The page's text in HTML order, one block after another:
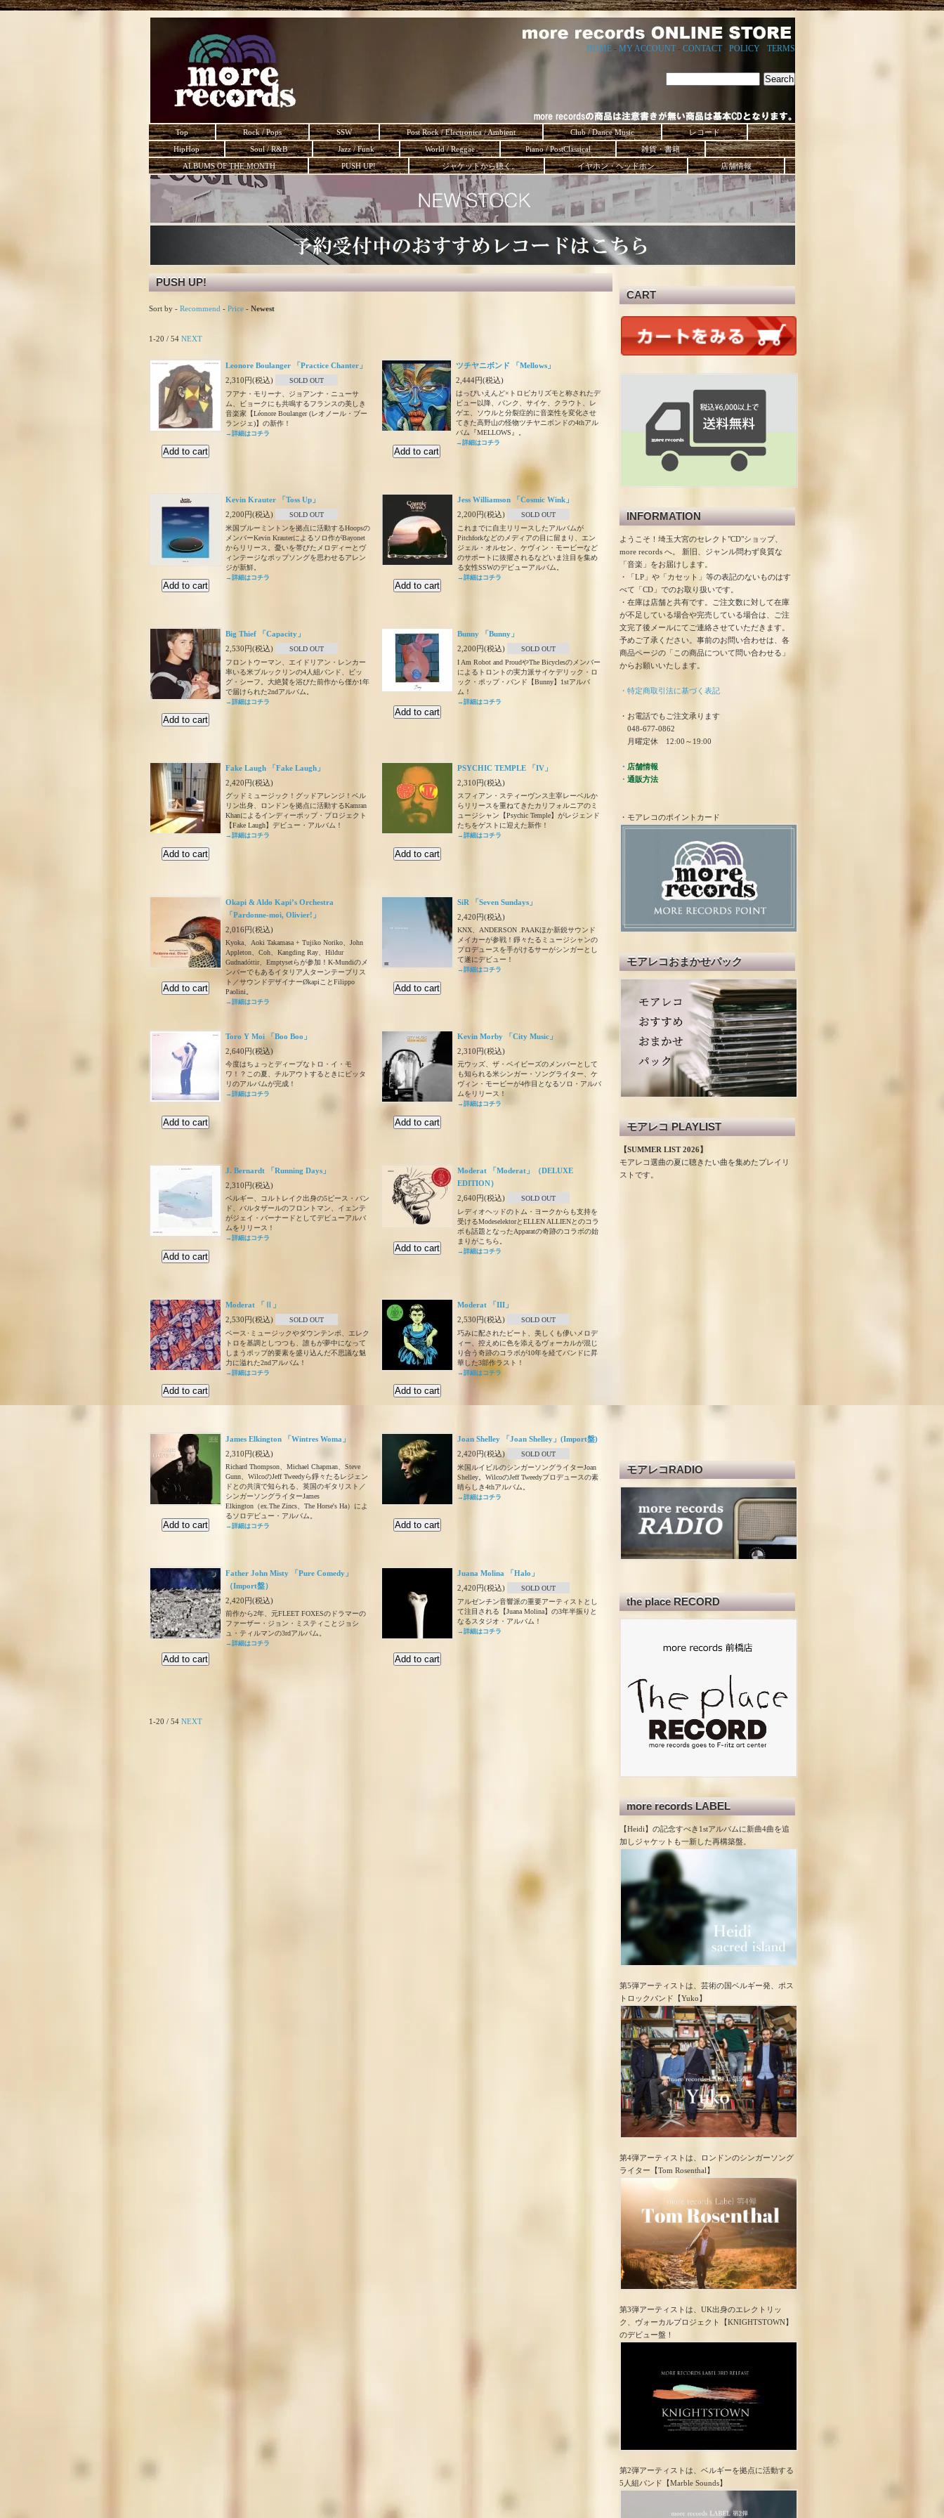
HOME - MY ACCOUNT - CONTACT- POLICY TERMS
Top Rock / Pops SSW Post Rock / Electronica / Ambient Club / Dance Music
レコード
HipHop
Soul / R&B Jazz / Funk World / Reggae Piano / PostClassical
雑貨・書籍
ALBUMS OF THE MONTH
PUSH UP! ジャケットから聴く。 イヤホン・ヘッドホン 店舗情報
PUSH UP!
Sort by - Recommend - Price - Newest
1-20 / 54 NEXT
Leonore Boulanger 「Practice Chanter」
2,310円(税込)
SOLD OUT
フアナ・モリーナ、ジョアンナ・ニューサ
ム、ビョークにも共鳴するフランスの美しき
音楽家【Léonore Boulanger (レオノール・ブー
ランジェ)】の新作！
→詳細はコチラ
ツチヤニボンド 「Mellows」
2,444円(税込)
はっぴいえんど×トロピカリズモと称されたデ
ビュー以降、パンク、サイケ、クラウト、レ
ゲエ、ソウルと分裂症的に音楽性を変化させ
てきた高野山の怪物ツチヤニボンドの4thアル
バム『MELLOWS』。
→詳細はコチラ
Kevin Krauter 「Toss Up」
2,200円(税込)
SOLD OUT
米国ブルーミントンを拠点に活動するHoopsの
メンバーKevin Krauterによるソロ作がBayonet
からリリース。憂いを帯びたメロディーとヴ
ィンテージなポップソングを思わせるアレン
ジが新鮮。
→詳細はコチラ
Jess Williamson 「Cosmic Wink」
2,200円(税込)
SOLD OUT
これまでに自主リリースしたアルバムが
Pitchforkなどのメディアの目に留まり、エン
ジェル・オルセン、ケヴィン・モービーなど
のサポートに抜擢されるなどいま注目を集め
る女性SSWのデビューアルバム。
→詳細はコチラ
Big Thief 「Capacity」
2,530円(税込)
SOLD OUT
フロントウーマン、エイドリアン・レンカー
率いる米ブルックリンの4人組バンド、ビッ
グ・シーフ。大絶賛を浴びた前作から僅か1年
で届けられた2ndアルバム。
→詳細はコチラ
Bunny 「Bunny」
2,200円(税込)
SOLD OUT
I Am Robot and ProudやThe Bicyclesのメンバー
によるトロントの実力派サイケデリック・ロ
ック・ポップ・バンド【Bunny】1stアルバ
ム！
→詳細はコチラ
Fake Laugh 「Fake Laugh」
2,420円(税込)
グッドミュージック！グッドアレンジ！ベル
リン出身、ロンドンを拠点に活動するKamran
Khanによるインディーポップ・プロジェクト
【Fake Laugh】デビュー・アルバム！
→詳細はコチラ
PSYCHIC TEMPLE 「IV」
2,310円(税込)
スフィアン・スティーヴンス主宰レーベルか
らリリースを重ねてきたカリフォルニアのミ
ュージシャン【Psychic Temple】がレジェンド
たちをゲストに迎えた新作！
→詳細はコチラ
Okapi & Aldo Kapi’s Orchestra
「Pardonne-moi, Olivier!」
2,016円(税込)
Kyoka、Aoki Takamasa + Tujiko Noriko、John
Appleton、Coh、Kangding Ray、Hildur
Gudnadóttir、Emptysetらが参加！K-Mundiのメ
ンバーでもあるイタリア人ターンテーブリス
ト／サウンドデザイナーØkapiことFilippo
Paolini。
→詳細はコチラ
SiR 「Seven Sundays」
2,420円(税込)
KNX、ANDERSON .PAAKほか新鋭サウンド
メイカーが参戦！錚々たるミュージシャンの
プロデュースを手がけるサーがシンガーとし
て遂にデビュー！
→詳細はコチラ
Toro Y Moi 「Boo Boo」
2,640円(税込)
今度はちょっとディープなトロ・イ・モ
ワ！？この夏、チルアウトするときにピッタ
リのアルバムが完成！
→詳細はコチラ
Kevin Morby 「City Music」
2,310円(税込)
元ウッズ、ザ・ベイビーズのメンバーとして
も知られる米シンガー・ソングライター、ケ
ヴィン・モービーが4作目となるソロ・アルバ
ムをリリース！
→詳細はコチラ
J. Bernardt 「Running Days」
2,310円(税込)
ベルギー、コルトレイク出身の5ピース・バン
ド、バルタザールのフロントマン、イェンテ
がジェイ・バーナードとしてデビューアルバ
ムをリリース！
→詳細はコチラ
Moderat 「Moderat」（DELUXE
EDITION）
2,640円(税込)
SOLD OUT
レディオヘッドのトム・ヨークからも支持を
受けるModeselektorとELLEN ALLIENとのコラ
ボも話題となったApparatの奇跡のコラボの始
まりがこちら。
→詳細はコチラ
Moderat 「Ⅱ」
2,530円(税込)
SOLD OUT
ベース･ミュージックやダウンテンポ、エレク
トロを基調としつつも、誰もが夢中になって
しまうポップ的要素を盛り込んだ不思議な魅
力に溢れた2ndアルバム！
→詳細はコチラ
Moderat 「III」
2,530円(税込)
SOLD OUT
巧みに配されたビート、美しくも儚いメロデ
ィー、控えめに色を添えるヴォーカルが混じ
り合う奇跡のコラボが10年を経てバンドに昇
華した3部作ラスト！
→詳細はコチラ
James Elkington 「Wintres Woma」
2,310円(税込)
Richard Thompson、Michael Chapman、Steve
Gunn、WilcoのJeff Tweedyら錚々たるレジェン
ドとの共演で知られる、英国のギタリスト／
シンガーソングライターJames
Elkington（ex.The Zincs、The Horse's Ha）によ
るソロデビュー・アルバム。
→詳細はコチラ
Joan Shelley 「Joan Shelley」(Import盤)
2,420円(税込)
SOLD OUT
米国ルイビルのシンガーソングライターJoan
Shelley。WilcoのJeff Tweedyプロデュースの素
晴らしき4thアルバム。
→詳細はコチラ
Father John Misty 「Pure Comedy」
（Import盤）
2,420円(税込)
前作から2年、元FLEET FOXESのドラマーの
ファーザー・ジョン・ミスティことジョシ
ュ・ティルマンの3rdアルバム。
→詳細はコチラ
Juana Molina 「Halo」
2,420円(税込)
SOLD OUT
アルゼンチン音響派の重要アーティストとし
て注目される【Juana Molina】の3年半振りと
なるスタジオ・アルバム！
→詳細はコチラ
1-20 / 54 NEXT
CART
INFORMATION
ようこそ！埼玉大宮のセレクト"CD"ショップ、
more records へ。 新旧、ジャンル問わず良質な
「音楽」をお届けします。
・「LP」や「カセット」等の表記のないものはす
べて「CD」でのお取り扱いです。
・在庫は店舗と共有です。ご注文数に対して在庫
が不足している場合や完売している場合は、ご注
文完了後メールにてご連絡させていただきます。
予めご了承ください。事前のお問い合わせは、各
商品ページの「この商品について問い合わせる」
からお願いいたします。
・特定商取引法に基づく表記
・お電話でもご注文承ります
048-677-0862
月曜定休 12:00～19:00
・ 店舗情報
・ 通販方法
・モアレコのポイントカード
モアレコおまかせパック
モアレコ PLAYLIST
【SUMMER LIST 2026】
モアレコ選曲の夏に聴きたい曲を集めたプレイリ
ストです。
モアレコRADIO
the place RECORD
more records LABEL
【Heidi】の記念すべき1stアルバムに新曲4曲を追
加しジャケットも一新した再構築盤。
第5弾アーティストは、芸術の国ベルギー発、ポス
トロック​バンド【Yuko】
第4弾アーティストは、ロンドンのシンガーソング
ライター【Tom Rosenthal】
第3弾アーティストは、UK出身のエレクトリッ
ク、ヴォーカルプロジェクト【KNIGHTSTOWN】
のデビュー盤！
第2弾アーティストは、ベルギーを拠点に活動する
5人組バンド【Marble Sounds】